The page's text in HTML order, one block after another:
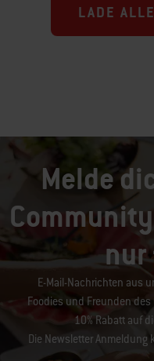
LADE
Melde
nur
E-Mail-Nachrichten aus
Foodies und Freunden
10% Rabatt auf
Die Newsletter